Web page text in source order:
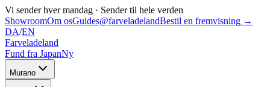
Vi sender hver mandag · Sender til hele verden
ShowroomOm osGuides@farveladelandBestil en fremvisning →
DA/EN
Farveladeland
Fund fra JapanNy
Murano